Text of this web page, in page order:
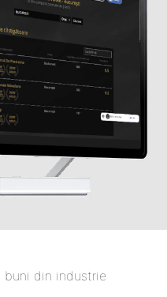
buni din industrie